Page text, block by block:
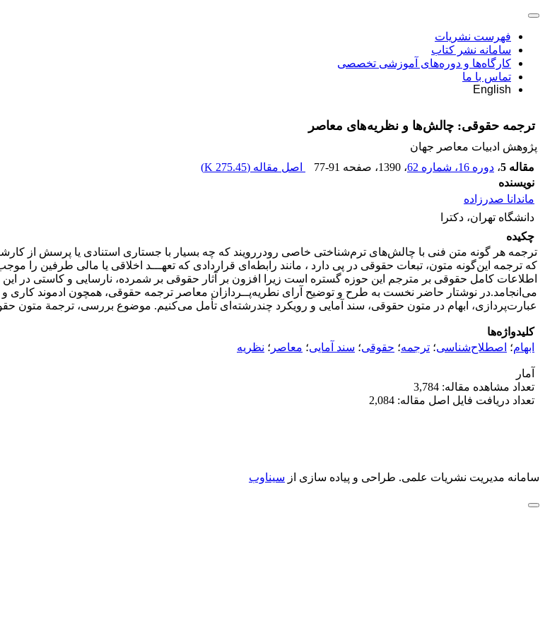
فهرست نشریات
سامانه نشر کتاب
کارگاه‌ها و دوره‌های آموزشی تخصصی
تماس با ما
English
ترجمه حقوقی: چالش‌ها و نظریه‌های معاصر
پژوهش ادبیات معاصر جهان
مقاله 5
، دوره 16، شماره 62 ، 1390 ، صفحه 77-91 اصل مقاله (275.45 K
)
نویسنده
ماندانا صدرزاده
دانشگاه تهران، دکترا
چکیده
ترجمه هر گونه متن فنی با چالش‌های ترم‌شناختی خاصی رودررویند که چه بسیار با جستاری استنادی یا پرسش از
که ترجمه این‌گونه متون، تبعات حقوقی در پی دارد ، مانند رابطه‌ای قراردادی که تعهـــد اخلاقی یا مالی طرفین
اطلاعات کامل حقوقی بر مترجم این حوزه گستره است زیرا افزون بر آثار حقوقی بر شمرده، نارسایی و کاستی در این
می‌انجامد.در نوشتار حاضر نخست به طرح و توضیح آرای نطریه‌پــردازان معاصر ترجمه حقوقی، همچون ادموند
عبارت‌پردازی، ابهام در متون حقوقی، سند آمایی و رویکرد چندرشته‌ای تأمل می‌کنیم. موضوع بررسی، ترجمة متون
کلیدواژه‌ها
ابهام؛ اصطلاح‌شناسی؛ ترجمه؛ حقوقی؛ سند آمایی؛ معاصر ؛ نظریه
آمار
تعداد مشاهده مقاله: 3,784
تعداد دریافت فایل اصل مقاله: 2,084
سامانه مدیریت نشریات علمی. طراحی و پیاده سازی از سیناوب